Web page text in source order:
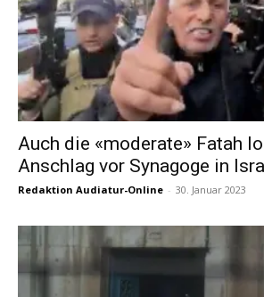
Auch die «moderate» Fatah
Anschlag vor Synagoge in
Redaktion Audiatur-Online - 30. Januar 2023